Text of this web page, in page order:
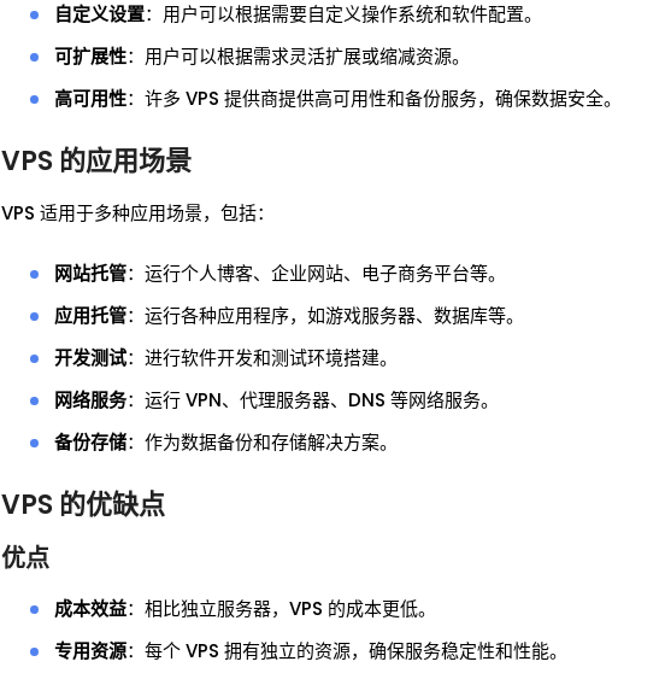
自定义设置：用户可以根据需要自定义操作系统和软件配置。
可扩展性：用户可以根据需求灵活扩展或缩减资源。
高可用性：许多 VPS 提供商提供高可用性和备份服务，确保数据安全。
VPS 的应用场景
VPS 适用于多种应用场景，包括：
网站托管：运行个人博客、企业网站、电子商务平台等。
应用托管：运行各种应用程序，如游戏服务器、数据库等。
开发测试：进行软件开发和测试环境搭建。
网络服务：运行 VPN、代理服务器、DNS 等网络服务。
备份存储：作为数据备份和存储解决方案。
VPS 的优缺点
优点
成本效益：相比独立服务器，VPS 的成本更低。
专用资源：每个 VPS 拥有独立的资源，确保服务稳定性和性能。